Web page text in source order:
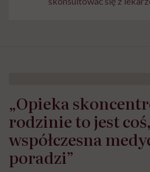
„Opieka
rodzinie to jest
współczesna
poradzi”